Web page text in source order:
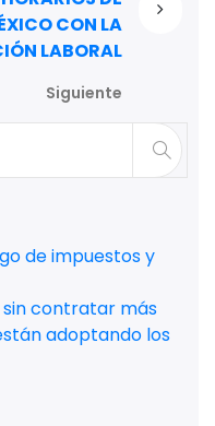
CON LA
LABORAL
Siguiente
de impuestos y
contratar más
adoptando los